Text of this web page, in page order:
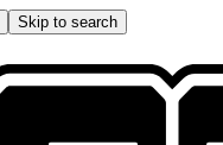
Skip to search